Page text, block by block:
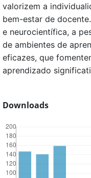
valorizem a
bem-estar de
e neurocientífica, a
de ambientes de
eficazes, que
aprendizado
Downloads